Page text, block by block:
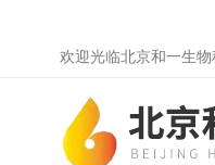
欢迎光临北京和一生物